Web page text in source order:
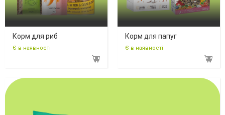
Корм для риб
Є в наявності
Корм для папуг
Є в наявності